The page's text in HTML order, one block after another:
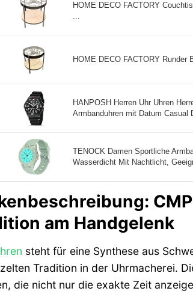
HOME DECO FACTORY
...
HOME DECO FACTORY
HANPOSH Herren Uhr Uhren
Armbanduhren mit Datum Casual
TENOCK Damen Sportliche
Wasserdicht Mit Nachtlicht,
am Handgelenk
steht für eine Synthese aus
Tradition in der Uhrmacherei.
die nicht nur die exakte Zeit